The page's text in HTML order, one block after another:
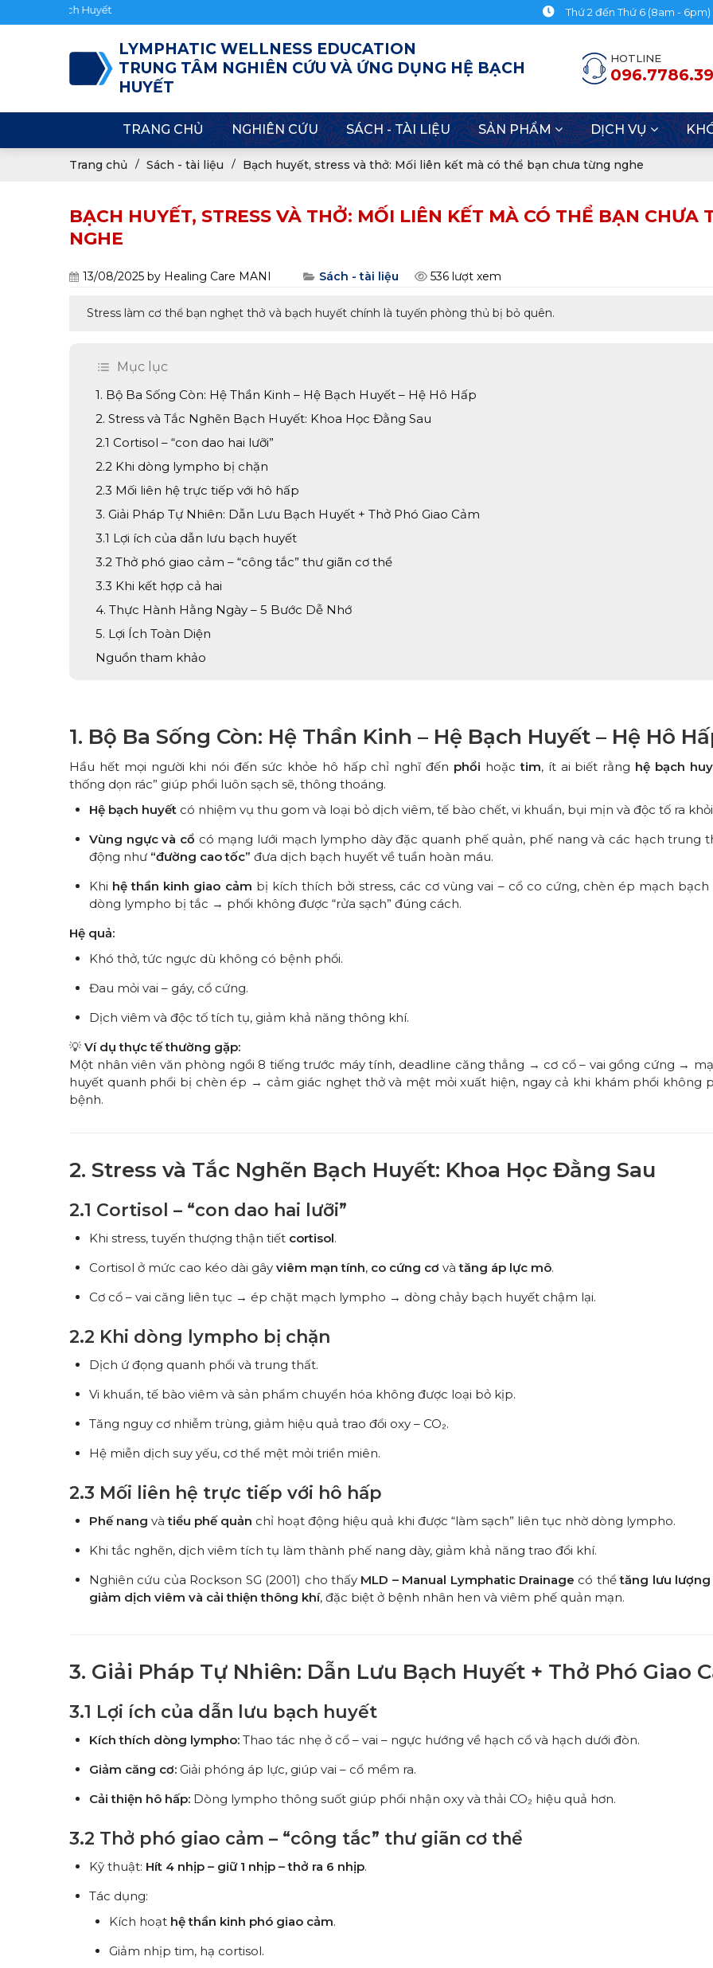
Thứ 2 đến Thứ 6 (8am - 6pm)
LYMPHATIC WELLNESS EDUCATION
TRUNG TÂM NGHIÊN CỨU VÀ ỨNG DỤNG HỆ BẠCH
HUYẾT
HOTLINE
TRANG CHỦ NGHIÊN CỨU SÁCH - TÀI LIỆU SẢN PHẨM DỊCH VỤ
Trang chủ Sách - tài liệu Bạch huyết, stress và thở: Mối liên kết mà có thể bạn chưa từng nghe
BẠCH HUYẾT, STRESS VÀ THỞ: MỐI LIÊN KẾT MÀ CÓ THỂ BẠN CHƯA
NGHE
13/08/2025 by Healing Care MANI Sách - tài liệu 536 lượt xem
Stress làm cơ thể bạn nghẹt thở và bạch huyết chính là tuyến phòng thủ bị bỏ quên.
Mục lục
1. Bộ Ba Sống Còn: Hệ Thần Kinh – Hệ Bạch Huyết – Hệ Hô Hấp
2. Stress và Tắc Nghẽn Bạch Huyết: Khoa Học Đằng Sau
2.1 Cortisol – “con dao hai lưỡi”
2.2 Khi dòng lympho bị chặn
2.3 Mối liên hệ trực tiếp với hô hấp
3. Giải Pháp Tự Nhiên: Dẫn Lưu Bạch Huyết + Thở Phó Giao Cảm
3.1 Lợi ích của dẫn lưu bạch huyết
3.2 Thở phó giao cảm – “công tắc” thư giãn cơ thể
3.3 Khi kết hợp cả hai
4. Thực Hành Hằng Ngày – 5 Bước Dễ Nhớ
5. Lợi Ích Toàn Diện
Nguồn tham khảo
1. Bộ Ba Sống Còn: Hệ Thần Kinh – Hệ Bạch Huyết – Hệ Hô
Hầu hết mọi người khi nói đến sức khỏe hô hấp chỉ nghĩ đến phổi hoặctim, ít ai biết rằng hệ bạch
thống dọn rác” giúp phổi luôn sạch sẽ, thông thoáng.
Hệ bạch huyết có nhiệm vụ thu gom và loại bỏ dịch viêm, tế bào chết, vi khuẩn, bụi mịn và độc tố ra
Vùng ngực và cổ có mạng lưới mạch lympho dày đặc quanh phế quản, phế nang và các hạch trung
động như “đường cao tốc” đưa dịch bạch huyết về tuần hoàn máu.
Khi hệ thần kinh giao cảm bị kích thích bởi stress, các cơ vùng vai – cổ co cứng, chèn ép mạch
dòng lympho bị tắc → phổi không được “rửa sạch” đúng cách.
Hệ quả:
Khó thở, tức ngực dù không có bệnh phổi.
Đau mỏi vai – gáy, cổ cứng.
Dịch viêm và độc tố tích tụ, giảm khả năng thông khí.
💡 Ví dụ thực tế thường gặp:
Một nhân viên văn phòng ngồi 8 tiếng trước máy tính, deadline căng thẳng → cơ cổ – vai gồng cứng →
huyết quanh phổi bị chèn ép → cảm giác nghẹt thở và mệt mỏi xuất hiện, ngay cả khi khám phổi không
bệnh.
2. Stress và Tắc Nghẽn Bạch Huyết: Khoa Học Đằng Sau
2.1 Cortisol – “con dao hai lưỡi”
Khi stress, tuyến thượng thận tiết cortisol.
Cortisol ở mức cao kéo dài gây viêm mạn tính, co cứng cơ vàtăng áp lực mô.
Cơ cổ – vai căng liên tục → ép chặt mạch lympho → dòng chảy bạch huyết chậm lại.
2.2 Khi dòng lympho bị chặn
Dịch ứ đọng quanh phổi và trung thất.
Vi khuẩn, tế bào viêm và sản phẩm chuyển hóa không được loại bỏ kịp.
Tăng nguy cơ nhiễm trùng, giảm hiệu quả trao đổi oxy – CO₂.
Hệ miễn dịch suy yếu, cơ thể mệt mỏi triền miên.
2.3 Mối liên hệ trực tiếp với hô hấp
Phế nang vàtiểu phế quản chỉ hoạt động hiệu quả khi được “làm sạch” liên tục nhờ dòng lympho.
Khi tắc nghẽn, dịch viêm tích tụ làm thành phế nang dày, giảm khả năng trao đổi khí.
Nghiên cứu của Rockson SG (2001) cho thấy MLD – Manual Lymphatic Drainage có thểtăng lưu
giảm dịch viêm và cải thiện thông khí, đặc biệt ở bệnh nhân hen và viêm phế quản mạn.
3. Giải Pháp Tự Nhiên: Dẫn Lưu Bạch Huyết + Thở Phó Giao
3.1 Lợi ích của dẫn lưu bạch huyết
Kích thích dòng lympho: Thao tác nhẹ ở cổ – vai – ngực hướng về hạch cổ và hạch dưới đòn.
Giảm căng cơ: Giải phóng áp lực, giúp vai – cổ mềm ra.
Cải thiện hô hấp: Dòng lympho thông suốt giúp phổi nhận oxy và thải CO₂ hiệu quả hơn.
3.2 Thở phó giao cảm – “công tắc” thư giãn cơ thể
Kỹ thuật: Hít 4 nhịp – giữ 1 nhịp – thở ra 6 nhịp.
Tác dụng:
Kích hoạt hệ thần kinh phó giao cảm.
Giảm nhịp tim, hạ cortisol.